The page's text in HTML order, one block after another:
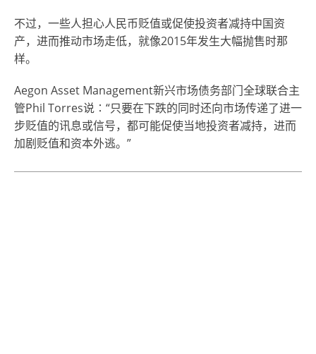
不过，一些人担心人民币贬值或促使投资者减持中国资
产，进而推动市场走低，就像2015年发生大幅抛售时那
样。
Aegon Asset Management新兴市场债务部门全球联合主
管Phil Torres说∶“只要在下跌的同时还向市场传递了进一
步贬值的讯息或信号，都可能促使当地投资者减持，进而
加剧贬值和资本外逃。”